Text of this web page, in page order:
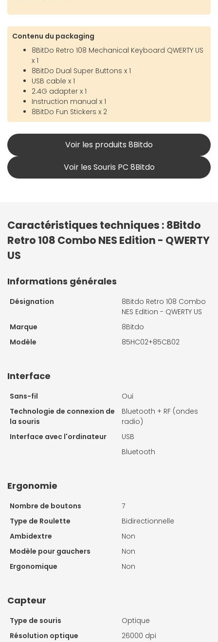
Contenu du packaging
8BitDo Retro 108 Mechanical Keyboard QWERTY US
x 1
8BitDo Dual Super Buttons x 1
USB cable x 1
2.4G adapter x 1
Instruction manual x 1
8BitDo Fun Stickers x 2
Voir les produits 8Bitdo
Voir les Souris PC 8Bitdo
Caractéristiques techniques : 8Bitdo
Retro 108 Combo NES Edition - QWERTY
US
Informations générales
Désignation
8Bitdo Retro 108 Combo
NES Edition - QWERTY US
Marque
8Bitdo
Modèle
85HC02+85CB02
Interface
Sans-fil
Oui
Technologie de connexion de
la souris
Bluetooth + RF (ondes
radio)
Interface avec l'ordinateur
USB
Bluetooth
Ergonomie
Nombre de boutons
7
Type de Roulette
Bidirectionnelle
Ambidextre
Non
Modèle pour gauchers
Non
Ergonomique
Non
Capteur
Type de souris
Optique
Résolution optique
26000 dpi